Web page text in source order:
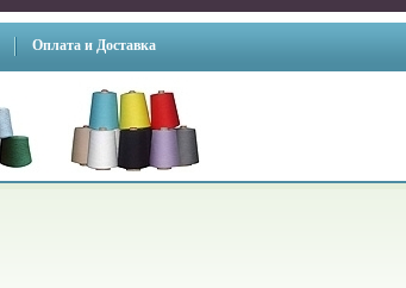
Оплата и Доставка